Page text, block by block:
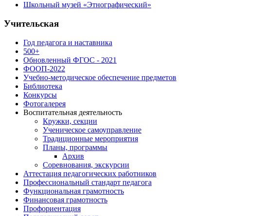
Школьный музей «Этнографический»
Учительская
Год педагога и наставника
500+
Обновленный ФГОС - 2021
ФООП-2022
Учебно-методическое обеспечение предметов
Библиотека
Конкурсы
Фотогалерея
Воспитательная деятельность
Кружки, секции
Ученическое самоуправление
Традиционные мероприятия
Планы, программы
Архив
Соревнования, экскурсии
Аттестация педагогических работников
Профессиональный стандарт педагога
Функциональная грамотность
Финансовая грамотность
Профориентация